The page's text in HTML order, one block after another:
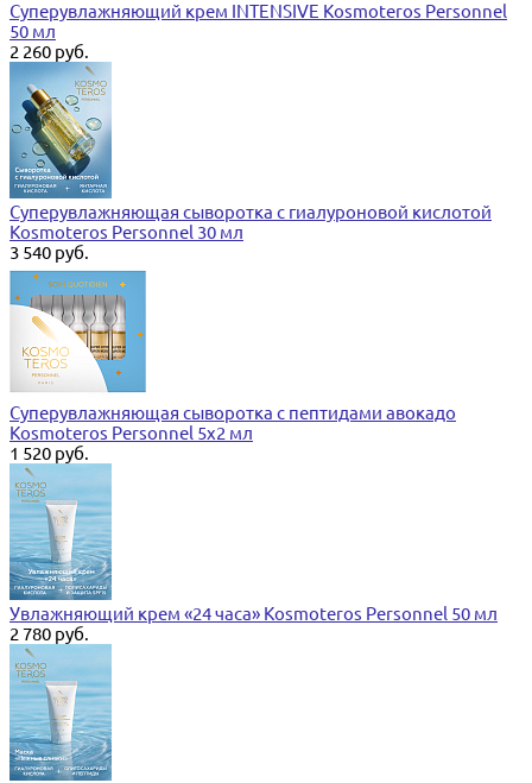
Суперувлажняющий крем INTENSIVE Kosmoteros Personnel
50 мл
2 260 руб.
Суперувлажняющая сыворотка с гиалуроновой кислотой
Kosmoteros Personnel 30 мл
3 540 руб.
Суперувлажняющая сыворотка с пептидами авокадо
Kosmoteros Personnel 5х2 мл
1 520 руб.
Увлажняющий крем «24 часа» Kosmoteros Personnel 50 мл
2 780 руб.